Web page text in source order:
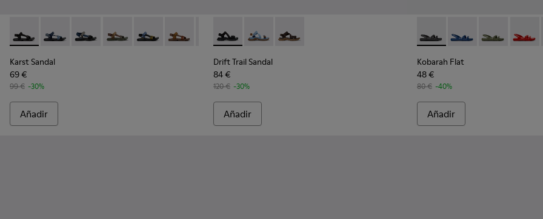
Karst Sandal - K101048-001 - Sandalias de tejido negras para hombre.
Karst Sandal - K101048-008
Karst Sandal - K101048-007 - Sandalias de tejido multicolor para hombre.
Karst Sandal - K101048-006 - Sandalias de tejido marrones para hombre.
Karst Sandal - K101048-005
Karst Sandal - K101048-004
Karst Sandal - K101048-003 - Sandalias de PET reciclado multicolor para hombre.
Karst Sandal
69 €
99 € -30%
Añadir
Drift Trail Sandal - K101039-001 - Sandalias de tejido negras para hombre.
Drift Trail Sandal - K101039-010
Drift Trail Sandal - K101039-007 - Sandalias tejido marrones
Drift Trail Sandal
84 €
120 € -30%
Añadir
Kobarah Flat - K100957-001
Kobarah Flat -Kobarah Flat -
Kobarah Flat
48 €
80 € -40%
Añadir